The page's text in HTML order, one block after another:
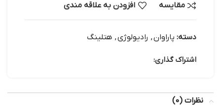
مقایسه
افزودن به علاقه مندی
دسته: پاراوان, رادیولوژی, هتلینگ
اشتراک گذاری:
نظرات (0)